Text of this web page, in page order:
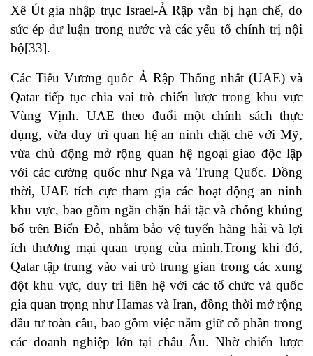
Xê Út gia nhập trục Israel-Ả Rập vẫn bị hạn chế, do
sức ép dư luận trong nước và các yếu tố chính trị nội
bộ[33].
Các Tiểu Vương quốc Ả Rập Thống nhất (UAE) và
Qatar tiếp tục chia vai trò chiến lược trong khu vực
Vùng Vịnh. UAE theo đuổi một chính sách thực
dụng, vừa duy trì quan hệ an ninh chặt chẽ với Mỹ,
vừa chủ động mở rộng quan hệ ngoại giao độc lập
với các cường quốc như Nga và Trung Quốc. Đồng
thời, UAE tích cực tham gia các hoạt động an ninh
khu vực, bao gồm ngăn chặn hải tặc và chống khủng
bố trên Biển Đỏ, nhằm bảo vệ tuyến hàng hải và lợi
ích thương mại quan trọng của mình.Trong khi đó,
Qatar tập trung vào vai trò trung gian trong các xung
đột khu vực, duy trì liên hệ với các tổ chức và quốc
gia quan trọng như Hamas và Iran, đồng thời mở rộng
đầu tư toàn cầu, bao gồm việc nắm giữ cổ phần trong
các doanh nghiệp lớn tại châu Âu. Nhờ chiến lược